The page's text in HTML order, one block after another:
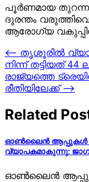
പൂര്‍ണമായ
ദുരന്തം
ആരോഗ്യ
Post
navigation
⟵ തൃശൂരിൽ
നിന്ന് തട്ടിയത് 44
രാജ്യത്തെ
രീതിയിലേക്ക് ⟶
Related
ഓണ്‍ലൈന്‍ ആപ്പുകള്‍
വ്യാപകമാകുന്നു;
ഓണ്‍ലൈന്‍